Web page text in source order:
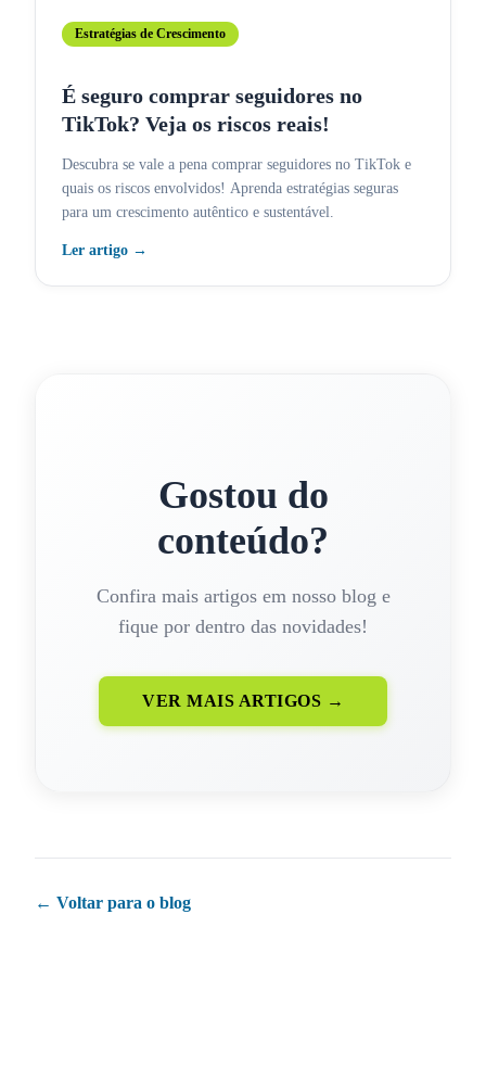
Estratégias de Crescimento
É seguro comprar seguidores no
TikTok? Veja os riscos reais!
Descubra se vale a pena comprar seguidores no TikTok e
quais os riscos envolvidos! Aprenda estratégias seguras
para um crescimento autêntico e sustentável.
Ler artigo →
Gostou do
conteúdo?
Confira mais artigos em nosso blog e
fique por dentro das novidades!
VER MAIS ARTIGOS →
← Voltar para o blog